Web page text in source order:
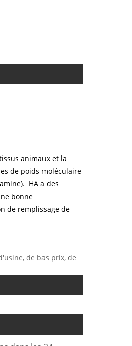
animaux et la
de poids moléculaire
HA a des
bonne
de remplissage de
de bas prix, de